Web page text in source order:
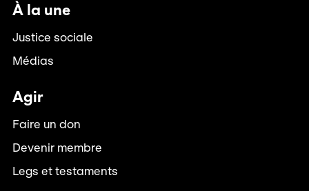
À la une
Justice sociale
Médias
Agir
Faire un don
Devenir membre
Legs et testaments